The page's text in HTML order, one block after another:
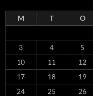
M T O
3
4 5
10
11 12
17
18 19
24
25 26